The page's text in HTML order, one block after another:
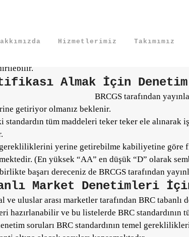
Hizmetlerimiz Takımımız
Almak İçin
BRCGS tarafından
getiriyor olmanız beklenir.
tüm maddeleri teker teker ele alınarak
gerekliliklerini yerine getirebilme kabiliyetine göre
(En yüksek “AA” en düşük “D” olarak
başarı dereceniz de BRCGS tarafından
Market Denetimleri
uluslar arası marketler tarafından BRC
hazırlanabilir ve bu listelerde BRC
soruları BRC standardının temel